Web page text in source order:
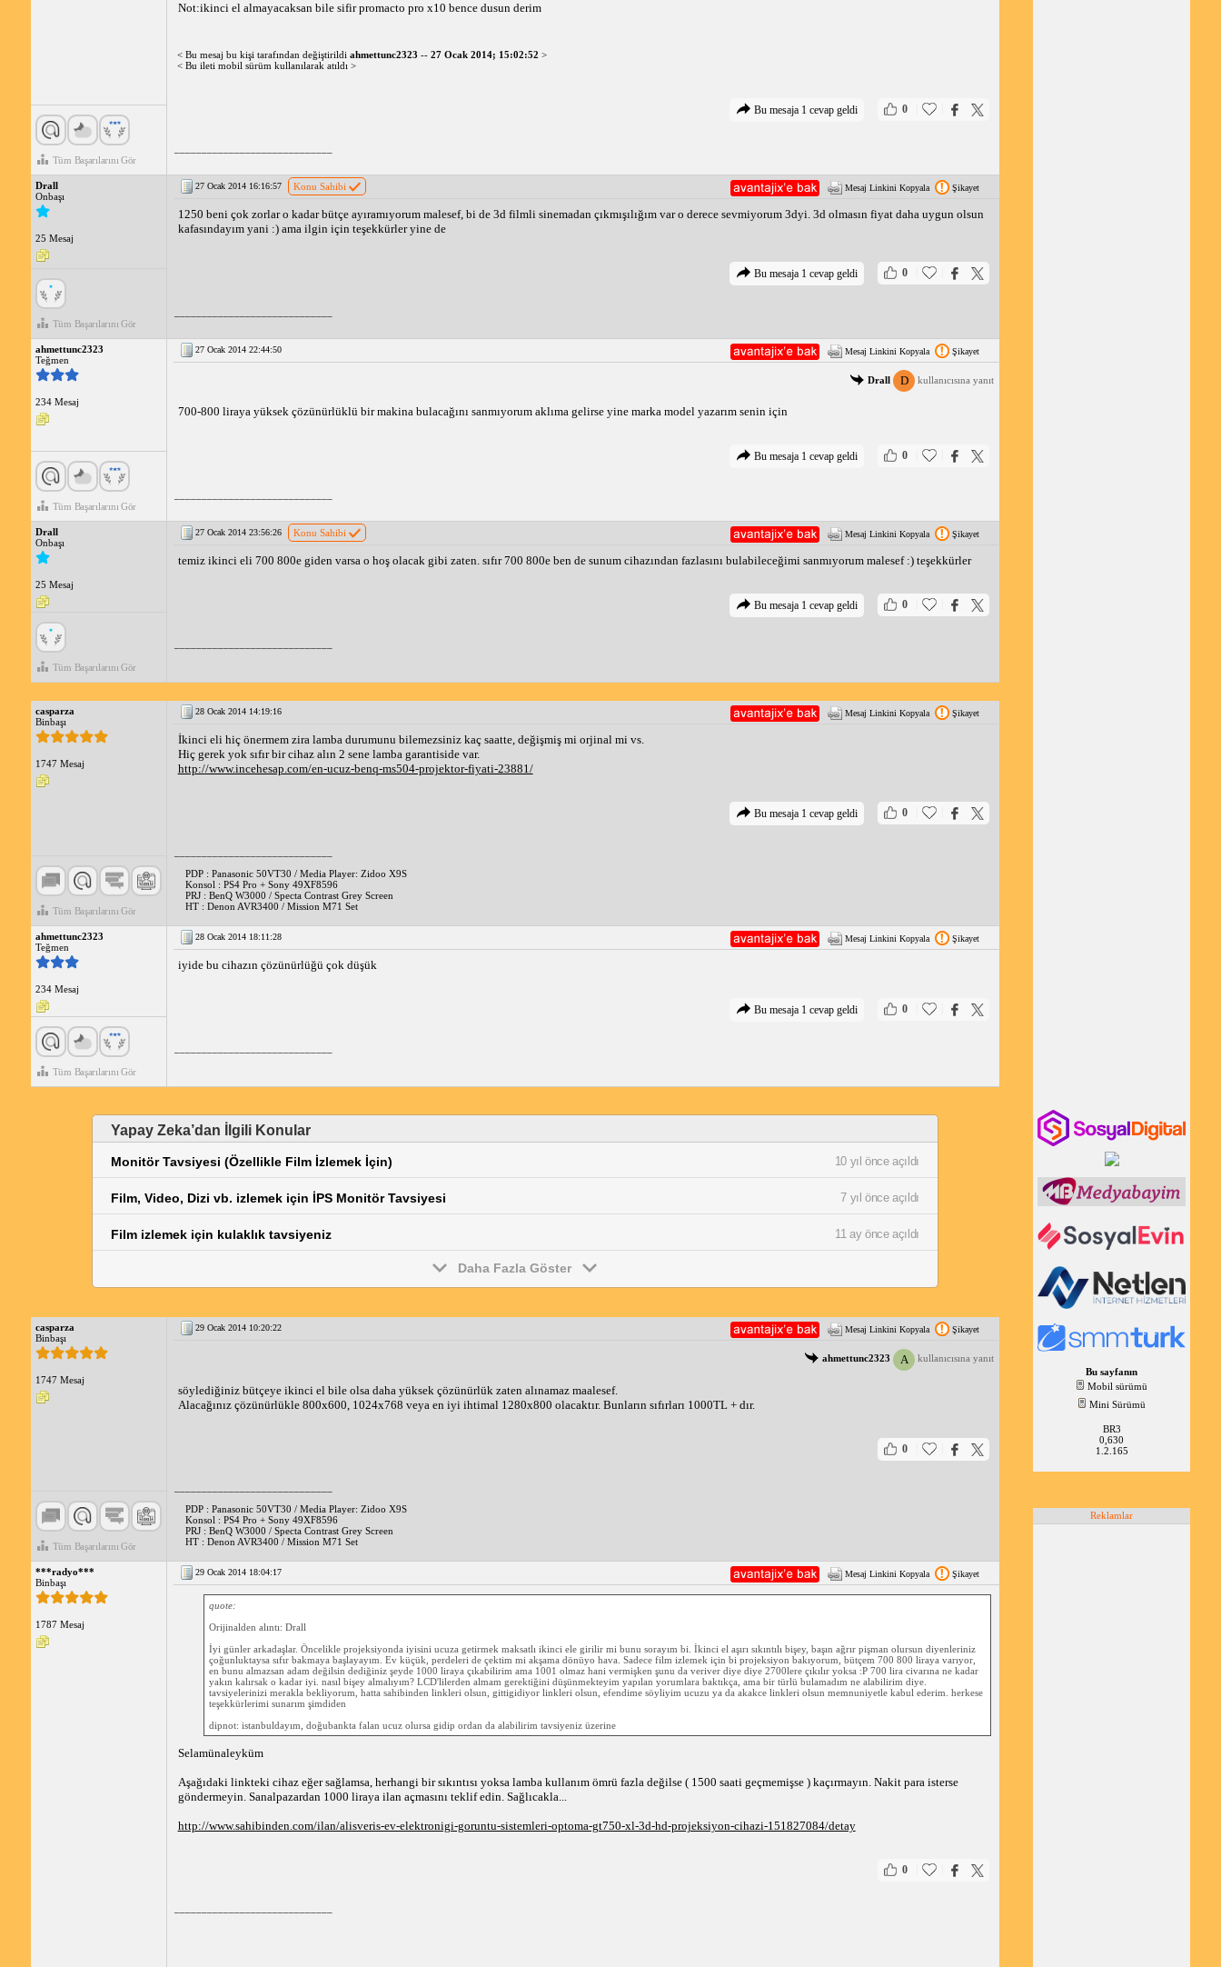
Tüm Başarılarını Gör
Not:ikinci el almayacaksan bile sifir promacto pro x10 bence dusun derim
< Bu mesaj bu kişi tarafından değiştirildi ahmettunc2323 -- 27 Ocak 2014; 15:02:52 >
< Bu ileti mobil sürüm kullanılarak atıldı >
0
Bu mesaja 1 cevap geldi
Drall
Onbaşı
25 Mesaj
Tüm Başarılarını Gör
27 Ocak 2014 16:16:57 Konu Sahibi Mesaj Linkini Kopyala Şikayet
1250 beni çok zorlar o kadar bütçe ayıramıyorum malesef, bi de 3d filmli sinemadan çıkmışılığım var o derece sevmiyorum 3dyi. 3d olmasın fiyat daha uygun olsun
kafasındayım yani :) ama ilgin için teşekkürler yine de
0
Bu mesaja 1 cevap geldi
ahmettunc2323
Teğmen
234 Mesaj
Tüm Başarılarını Gör
27 Ocak 2014 22:44:50 Mesaj Linkini Kopyala Şikayet
Drall D kullanıcısına yanıt
700-800 liraya yüksek çözünürlüklü bir makina bulacağını sanmıyorum aklıma gelirse yine marka model yazarım senin için
0
Bu mesaja 1 cevap geldi
Drall
Onbaşı
25 Mesaj
Tüm Başarılarını Gör
27 Ocak 2014 23:56:26 Konu Sahibi Mesaj Linkini Kopyala Şikayet
temiz ikinci eli 700 800e giden varsa o hoş olacak gibi zaten. sıfır 700 800e ben de sunum cihazından fazlasını bulabileceğimi sanmıyorum malesef :) teşekkürler
0
Bu mesaja 1 cevap geldi
casparza
Binbaşı
1747 Mesaj
Tüm Başarılarını Gör
28 Ocak 2014 14:19:16 Mesaj Linkini Kopyala Şikayet
İkinci eli hiç önermem zira lamba durumunu bilemezsiniz kaç saatte, değişmiş mi orjinal mi vs.
Hiç gerek yok sıfır bir cihaz alın 2 sene lamba garantiside var.
http://www.incehesap.com/en-ucuz-benq-ms504-projektor-fiyati-23881/
0
Bu mesaja 1 cevap geldi
PDP : Panasonic 50VT30 / Media Player: Zidoo X9S
Konsol : PS4 Pro + Sony 49XF8596
PRJ : BenQ W3000 / Specta Contrast Grey Screen
HT : Denon AVR3400 / Mission M71 Set
ahmettunc2323
Teğmen
234 Mesaj
Tüm Başarılarını Gör
28 Ocak 2014 18:11:28 Mesaj Linkini Kopyala Şikayet
iyide bu cihazın çözünürlüğü çok düşük
0
Bu mesaja 1 cevap geldi
Yapay Zeka’dan İlgili Konular
Monitör Tavsiyesi (Özellikle Film İzlemek İçin) 10 yıl önce açıldı
Film, Video, Dizi vb. izlemek için İPS Monitör Tavsiyesi 7 yıl önce açıldı
Film izlemek için kulaklık tavsiyeniz 11 ay önce açıldı
Daha Fazla Göster
casparza
Binbaşı
1747 Mesaj
Tüm Başarılarını Gör
29 Ocak 2014 10:20:22 Mesaj Linkini Kopyala Şikayet
ahmettunc2323 A kullanıcısına yanıt
söylediğiniz bütçeye ikinci el bile olsa daha yüksek çözünürlük zaten alınamaz maalesef.
Alacağınız çözünürlükle 800x600, 1024x768 veya en iyi ihtimal 1280x800 olacaktır. Bunların sıfırları 1000TL + dır.
0
PDP : Panasonic 50VT30 / Media Player: Zidoo X9S
Konsol : PS4 Pro + Sony 49XF8596
PRJ : BenQ W3000 / Specta Contrast Grey Screen
HT : Denon AVR3400 / Mission M71 Set
***radyo***
Binbaşı
1787 Mesaj
29 Ocak 2014 18:04:17 Mesaj Linkini Kopyala Şikayet
quote:
Orijinalden alıntı: Drall
İyi günler arkadaşlar. Öncelikle projeksiyonda iyisini ucuza getirmek maksatlı ikinci ele girilir mi bunu sorayım bi. İkinci el aşırı sıkıntılı bişey, başın ağrır pişman olursun diyenleriniz
çoğunluktaysa sıfır bakmaya başlayayım. Ev küçük, perdeleri de çektim mi akşama dönüyo hava. Sadece film izlemek için bi projeksiyon bakıyorum, bütçem 700 800 liraya varıyor,
en bunu almazsan adam değilsin dediğiniz şeyde 1000 liraya çıkabilirim ama 1001 olmaz hani vermişken şunu da veriver diye diye 2700lere çıkılır yoksa :P 700 lira civarına ne kadar
yakın kalırsak o kadar iyi. nasıl bişey almalıyım? LCD'lilerden almam gerektiğini düşünmekteyim yapılan yorumlara baktıkça, ama bir türlü bulamadım ne alabilirim diye.
tavsiyelerinizi merakla bekliyorum, hatta sahibinden linkleri olsun, gittigidiyor linkleri olsun, efendime söyliyim ucuzu ya da akakce linkleri olsun memnuniyetle kabul ederim. herkese
teşekkürlerimi sunarım şimdiden
dipnot: istanbuldayım, doğubankta falan ucuz olursa gidip ordan da alabilirim tavsiyeniz üzerine
Selamünaleyküm
Aşağıdaki linkteki cihaz eğer sağlamsa, herhangi bir sıkıntısı yoksa lamba kullanım ömrü fazla değilse ( 1500 saati geçmemişse ) kaçırmayın. Nakit para isterse
göndermeyin. Sanalpazardan 1000 liraya ilan açmasını teklif edin. Sağlıcakla...
http://www.sahibinden.com/ilan/alisveris-ev-elektronigi-goruntu-sistemleri-optoma-gt750-xl-3d-hd-projeksiyon-cihazi-151827084/detay
0
Bu sayfanın
Mobil sürümü
Mini Sürümü
BR3
0,630
1.2.165
Reklamlar